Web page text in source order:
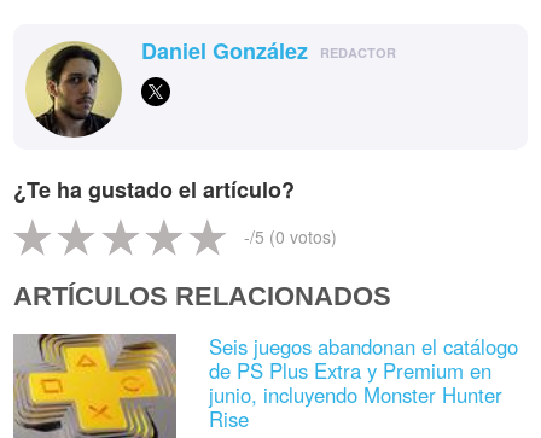
Daniel González REDACTOR
¿Te ha gustado el artículo?
-/5 (0 votos)
ARTÍCULOS RELACIONADOS
Seis juegos abandonan el catálogo
de PS Plus Extra y Premium en
junio, incluyendo Monster Hunter
Rise